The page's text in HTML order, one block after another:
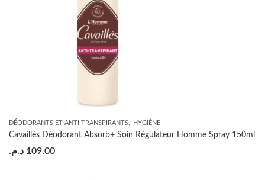
DÉODORANTS ET ANTI-TRANSPIRANTS, HYGIÈNE
Cavaillès Déodorant Absorb+ Soin Régulateur Homme Spray 150ml
109.00 د.م.